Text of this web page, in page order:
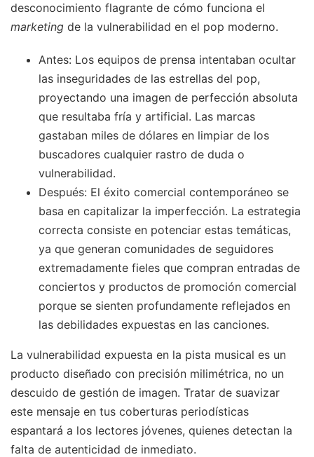
desconocimiento flagrante de cómo funciona el
marketing de la vulnerabilidad en el pop moderno.
Antes: Los equipos de prensa intentaban ocultar
las inseguridades de las estrellas del pop,
proyectando una imagen de perfección absoluta
que resultaba fría y artificial. Las marcas
gastaban miles de dólares en limpiar de los
buscadores cualquier rastro de duda o
vulnerabilidad.
Después: El éxito comercial contemporáneo se
basa en capitalizar la imperfección. La estrategia
correcta consiste en potenciar estas temáticas,
ya que generan comunidades de seguidores
extremadamente fieles que compran entradas de
conciertos y productos de promoción comercial
porque se sienten profundamente reflejados en
las debilidades expuestas en las canciones.
La vulnerabilidad expuesta en la pista musical es un
producto diseñado con precisión milimétrica, no un
descuido de gestión de imagen. Tratar de suavizar
este mensaje en tus coberturas periodísticas
espantará a los lectores jóvenes, quienes detectan la
falta de autenticidad de inmediato.